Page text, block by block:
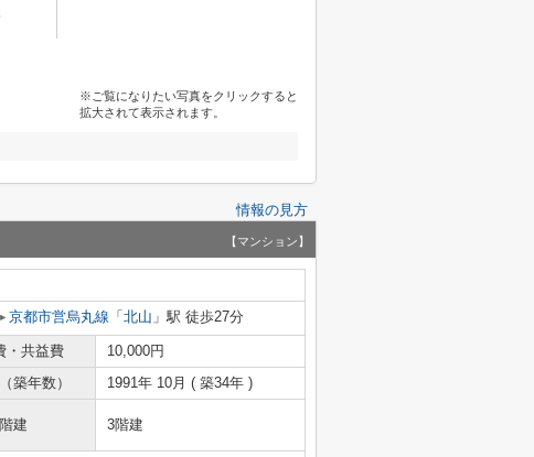
※ご覧になりたい写真をクリックすると
拡大されて表示されます。
情報の見方
【マンション】
京都市営烏丸線 「 北山 」駅 徒歩27分
・共益費
10,000円
築年数） 1991年 10月 ( 築34年 )
階建 3階建